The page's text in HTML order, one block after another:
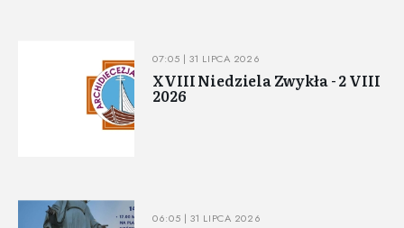
07:05 | 31 LIPCA 2026
XVIII Niedziela Zwykła - 2 VIII
2026
06:05 | 31 LIPCA 2026